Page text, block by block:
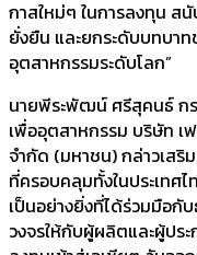
กาสใหม่ๆ ในการลงทุน ส
ยั่งยืน และยกระดับบทบา
อุตสาหกรรมระดับโลก”
นายพีระพัฒน์ ศรีสุคนธ์ ก
เพื่ออุตสาหกรรม บริษัท เ
จำกัด (มหาชน) กล่าวเสริ
ที่ครอบคลุมทั้งในประเทศ
เป็นอย่างยิ่งที่ได้ร่วมมือกั
วงจรให้กับผู้ผลิตและผู้ปร